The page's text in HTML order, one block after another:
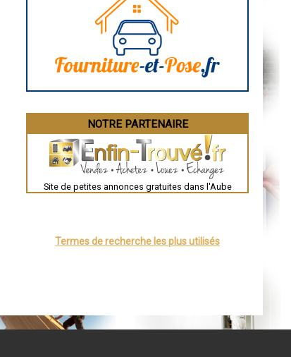
Brive-la-Gaillarde
Guéret
Besançon
Évreux
Chartres
Nîmes
Auch
Nantes
Orléans
NOTRE PARTENAIRE
Site de petites annonces gratuites dans l'Aube
Termes de recherche les plus utilisés